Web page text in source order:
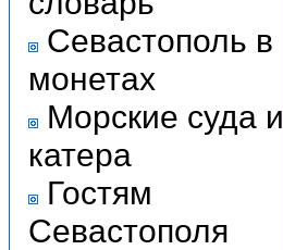
Севастополь в
монетах
Морские суда и
катера
Гостям
Севастополя